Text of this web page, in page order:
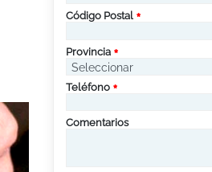
Código Postal
Provincia
Teléfono
Comentarios